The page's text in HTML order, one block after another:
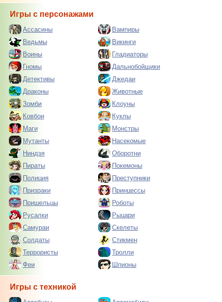
Игры с персонажами
Ассасины
Вампиры
Ведьмы
Викинги
Воины
Гладиаторы
Гномы
Дальнобойщики
Детективы
Джедаи
Драконы
Животные
Зомби
Клоуны
Ковбои
Куклы
Маги
Монстры
Мутанты
Насекомые
Ниндзя
Оборотни
Пираты
Покемоны
Полиция
Преступники
Призраки
Принцессы
Пришельцы
Роботы
Русалки
Рыцари
Самураи
Скелеты
Солдаты
Стикмен
Террористы
Тролли
Феи
Шпионы
Игры с техникой